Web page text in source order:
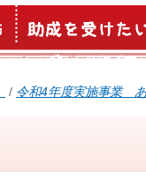
/ 令和4年度実施事業